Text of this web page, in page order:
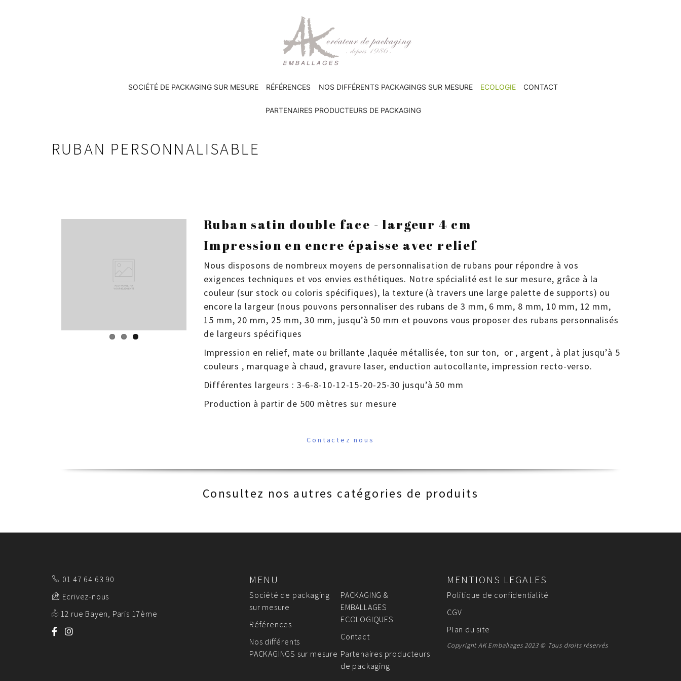
SOCIÉTÉ DE PACKAGING SUR MESURE RÉFÉRENCES NOS DIFFÉRENTS PACKAGINGS SUR MESURE ECOLOGIE CONTACT
PARTENAIRES PRODUCTEURS DE PACKAGING
RUBAN PERSONNALISABLE
Ruban satin double face - largeur 4 cm
Impression en encre épaisse avec relief
Nous disposons de nombreux moyens de personnalisation de rubans pour répondre à vos
exigences techniques et vos envies esthétiques. Notre spécialité est le sur mesure, grâce à la
couleur (sur stock ou coloris spécifiques), la texture (à travers une large palette de supports) ou
encore la largeur (nous pouvons personnaliser des rubans de 3 mm, 6 mm, 8 mm, 10 mm, 12 mm,
15 mm, 20 mm, 25 mm, 30 mm, jusqu’à 50 mm et pouvons vous proposer des rubans personnalisés
de largeurs spécifiques
Impression en relief, mate ou brillante ,laquée métallisée, ton sur ton, or , argent , à plat jusqu’à 5
couleurs , marquage à chaud, gravure laser, enduction autocollante, impression recto-verso.
Différentes largeurs : 3-6-8-10-12-15-20-25-30 jusqu’à 50 mm
Production à partir de 500 mètres sur mesure
Contactez nous
Consultez nos autres catégories de produits
01 47 64 63 90
Ecrivez-nous
12 rue Bayen, Paris 17ème
MENU
Société de packaging
sur mesure
Références
Nos différents
PACKAGINGS sur mesure
PACKAGING &
EMBALLAGES
ECOLOGIQUES
Contact
Partenaires producteurs
de packaging
MENTIONS LEGALES
Politique de confidentialité
CGV
Plan du site
Copyright AK Emballages 2023 © Tous droits réservés